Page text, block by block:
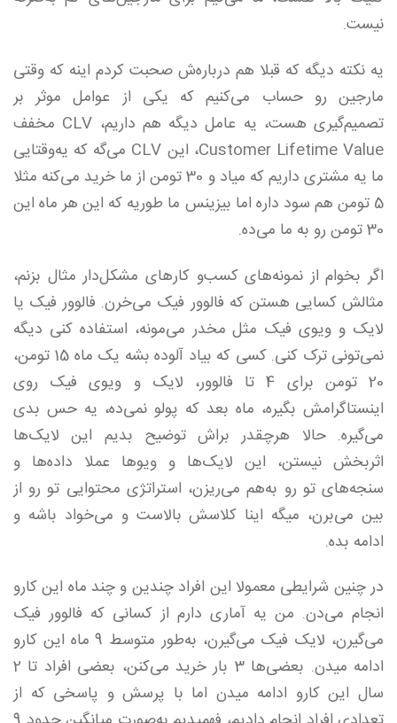
نیست.
یه نکته دیگه که قبلا هم درباره‌ش صحبت کردم اینه که وقتی
مارجین رو حساب می‌کنیم که یکی از عوامل موثر بر
تصمیم‌گیری هست، یه عامل دیگه هم داریم، CLV مخفف
Customer Lifetime Value، این CLV می‌گه که یه‌وقتایی
ما یه مشتری داریم که میاد و 30 تومن از ما خرید می‌کنه مثلا
5 تومن هم سود داره اما بیزینس ما طوریه که این هر ماه این
30 تومن رو به ما می‌ده.
اگر بخوام از نمونه‌های کسب‌و کارهای مشکل‌دار مثال بزنم،
مثالش کسایی هستن که فالوور فیک می‌خرن. فالوور فیک یا
لایک و ویوی فیک مثل مخدر می‌مونه، استفاده کنی دیگه
نمی‌تونی ترک کنی. کسی که بیاد آلوده بشه یک ماه 15 تومن،
20 تومن برای 4 تا فالوور، لایک و ویوی فیک روی
اینستاگرامش بگیره، ماه بعد که پولو نمی‌ده، یه حس بدی
می‌گیره. حالا هرچقدر براش توضیح بدیم این لایک‌ها
اثربخش نیستن، این لایک‌ها و ویوها عملا داده‌ها و
سنجه‌های تو رو به‌هم می‌ریزن، استراتژی محتوایی تو رو از
بین می‌برن، میگه اینا کلاسش بالاست و می‌خواد باشه و
ادامه بده.
در چنین شرایطی معمولا این افراد چندین و چند ماه این کارو
انجام می‌دن. من یه آماری دارم از کسانی که فالوور فیک
می‌گیرن، لایک فیک می‌گیرن، به‌طور متوسط 9 ماه این کارو
ادامه میدن. بعضی‌ها 3 بار خرید می‌کنن، بعضی افراد تا 2
سال این کارو ادامه میدن اما با پرسش و پاسخی که از